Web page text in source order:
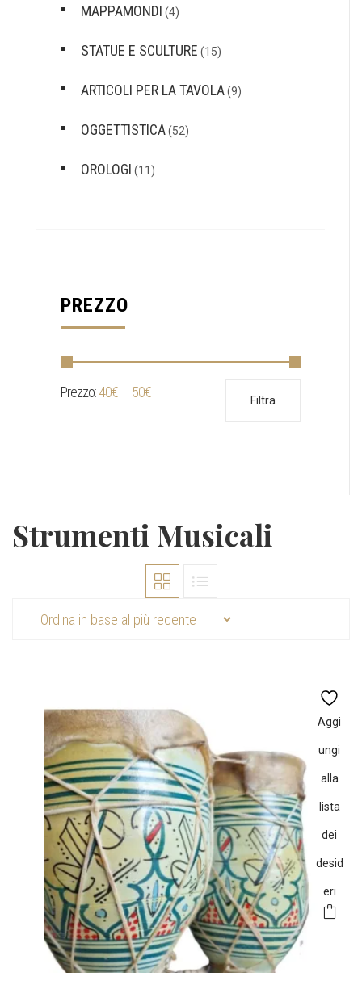
MAPPAMONDI (4)
STATUE E SCULTURE (15)
ARTICOLI PER LA TAVOLA(9)
OGGETTISTICA(52)
OROLOGI (11)
PREZZO
Prezzo
Prezzo
Filtra
Prezzo:40€—50€
Strumenti Musicali
Aggi
ungi
alla
lista
dei
desid
eri